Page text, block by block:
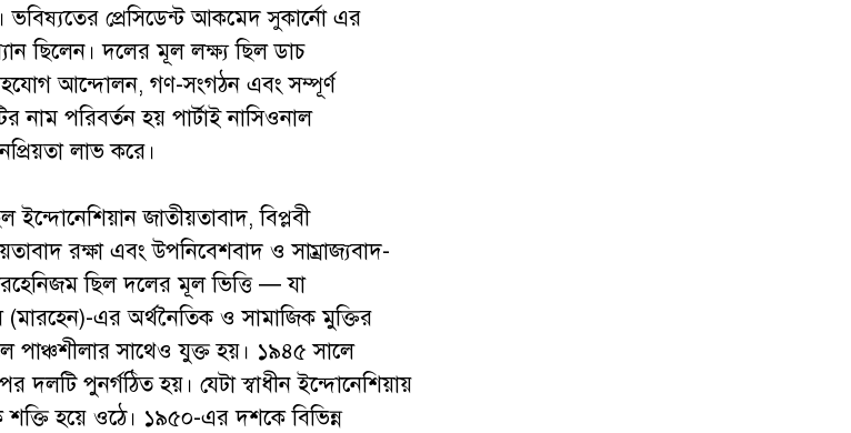
ভবিষ্যতের প্রেসিডেন্ট আকমেদ সুকার্নো এর
ছিলেন। দলের মূল লক্ষ্য ছিল ডাচ
আন্দোলন, গণ-সংগঠন এবং সম্পূর্ণ
নাম পরিবর্তন হয় পার্টাই নাসিওনাল
লাভ করে।
জাতীয়তাবাদ, বিপ্লবী
রক্ষা এবং উপনিবেশবাদ ও সাম্রাজ্যবাদ-
ছিল দলের মূল ভিত্তি — যা
(মারহেন)-এর অর্থনৈতিক ও সামাজিক মুক্তির
পাঞ্চশীলার সাথেও যুক্ত হয়। ১৯৪৫ সালে
দলটি পুনর্গঠিত হয়। যেটা স্বাধীন ইন্দোনেশিয়ায়
শক্তি হয়ে ওঠে। ১৯৫০-এর দশকে বিভিন্ন